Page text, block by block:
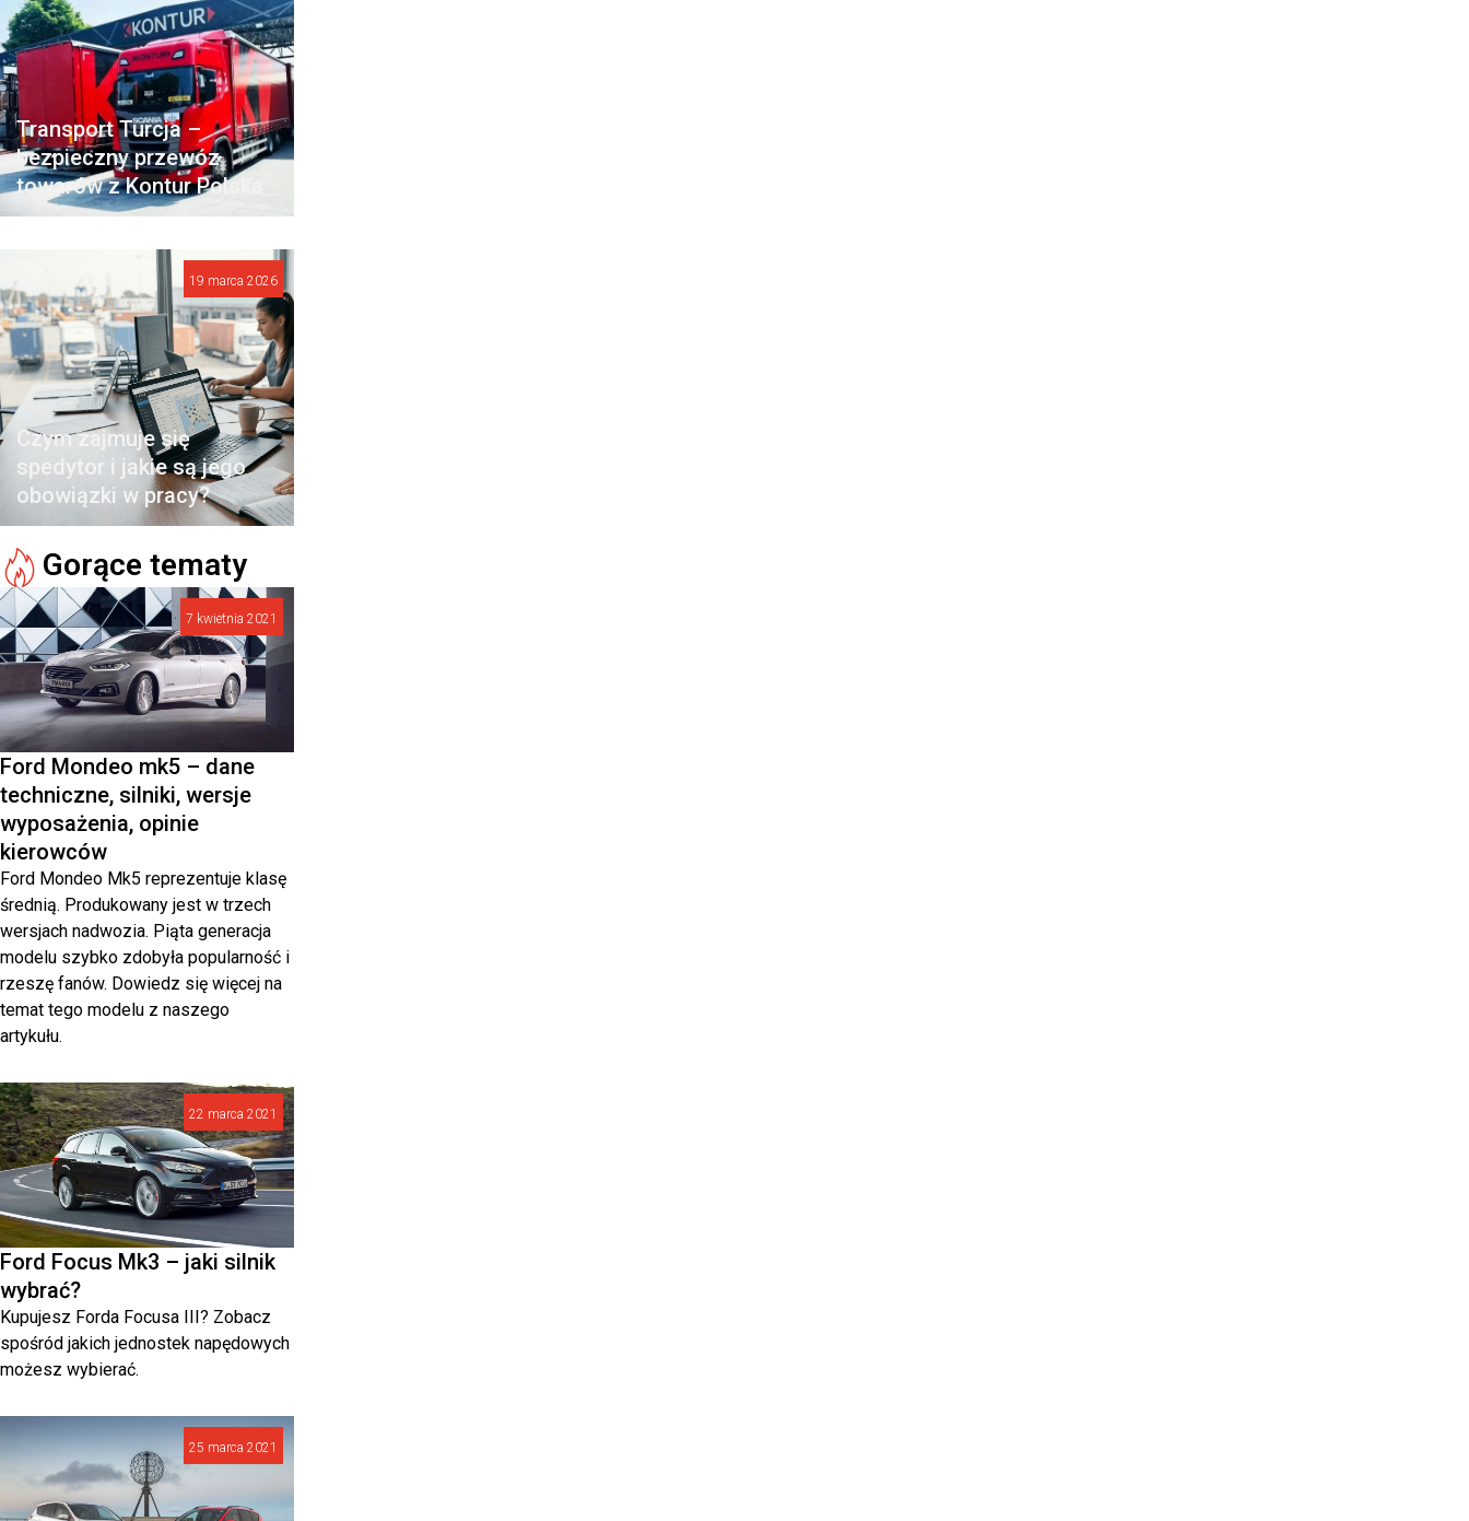
Transport Turcja –
bezpieczny przewóz
towarów z Kontur Polska
Czym zajmuje się
spedytor i jakie są jego
obowiązki w pracy?
19 marca 2026
Gorące tematy
7 kwietnia 2021
Ford Mondeo mk5 – dane
techniczne, silniki, wersje
wyposażenia, opinie
kierowców
Ford Mondeo Mk5 reprezentuje klasę
średnią. Produkowany jest w trzech
wersjach nadwozia. Piąta generacja
modelu szybko zdobyła popularność i
rzeszę fanów. Dowiedz się więcej na
temat tego modelu z naszego
artykułu.
22 marca 2021
Ford Focus Mk3 – jaki silnik
wybrać?
Kupujesz Forda Focusa III? Zobacz
spośród jakich jednostek napędowych
możesz wybierać.
25 marca 2021